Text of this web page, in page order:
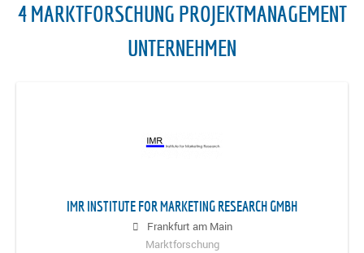
4 MARKTFORSCHUNG PROJEKTMANAGEMENT
UNTERNEHMEN
IMR INSTITUTE FOR MARKETING RESEARCH GMBH
Frankfurt am Main
Marktforschung